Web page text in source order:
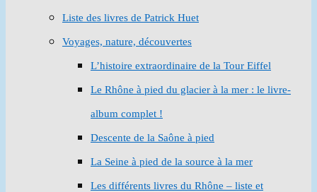
Liste des livres de Patrick Huet
Voyages, nature, découvertes
L’histoire extraordinaire de la Tour Eiffel
Le Rhône à pied du glacier à la mer : le livre-
album complet !
Descente de la Saône à pied
La Seine à pied de la source à la mer
Les différents livres du Rhône – liste et